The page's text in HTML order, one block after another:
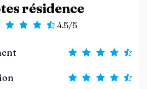
résidence
4.5/5